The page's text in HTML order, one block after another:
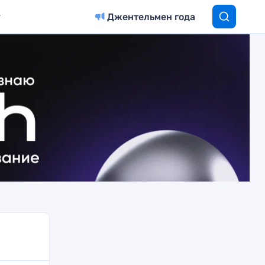
Джентельмен года